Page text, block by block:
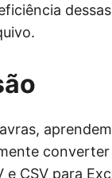
e CSV para